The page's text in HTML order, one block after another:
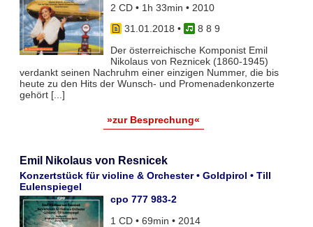
2 CD • 1h 33min • 2010
31.01.2018 •
8 8 9
Der österreichische Komponist Emil
Nikolaus von Reznicek (1860-1945)
verdankt seinen Nachruhm einer einzigen Nummer, die bis
heute zu den Hits der Wunsch- und Promenadenkonzerte
gehört [...]
»zur Besprechung«
Emil Nikolaus von Resnicek
Konzertstück für violine & Orchester • Goldpirol • Till
Eulenspiegel
cpo 777 983-2
1 CD • 69min • 2014